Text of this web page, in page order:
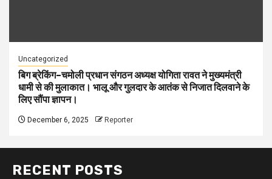
Uncategorized
बिग ब्रेकिंग–चमोली प्रधान संगठन अध्यक्ष योगिता रावत ने मुख्यमंत्री
धामी से की मुलाकात। भालू और गुलदार के आतंक से निजात दिलवाने के
लिए सौंपा ज्ञापन।
December 6, 2025 Reporter
RECENT POSTS